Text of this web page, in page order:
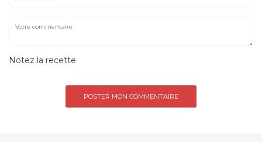
Notez la recette